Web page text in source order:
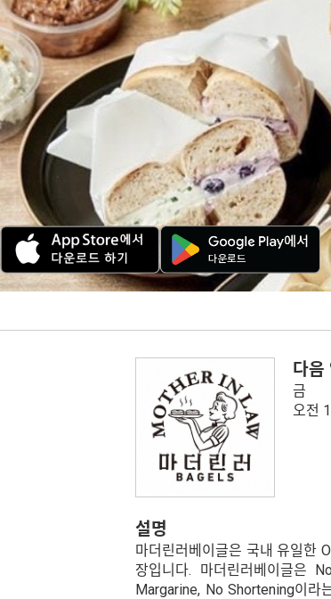
다음
금
오전
설명
마더린러베이글은 국내 유일한
장입니다. 마더린러베이글은
Margarine, No Shortening이라